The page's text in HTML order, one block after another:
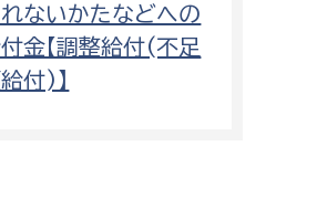
ないかたなどへの
金【調整給付(不足
付)】